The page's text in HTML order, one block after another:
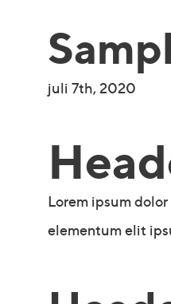
juli 7th, 2020
Lorem ipsum
elementum elit